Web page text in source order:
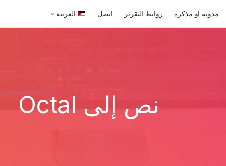
مدونة او مذكرة روابط التقرير اتصل العربية
نص إلى Octal